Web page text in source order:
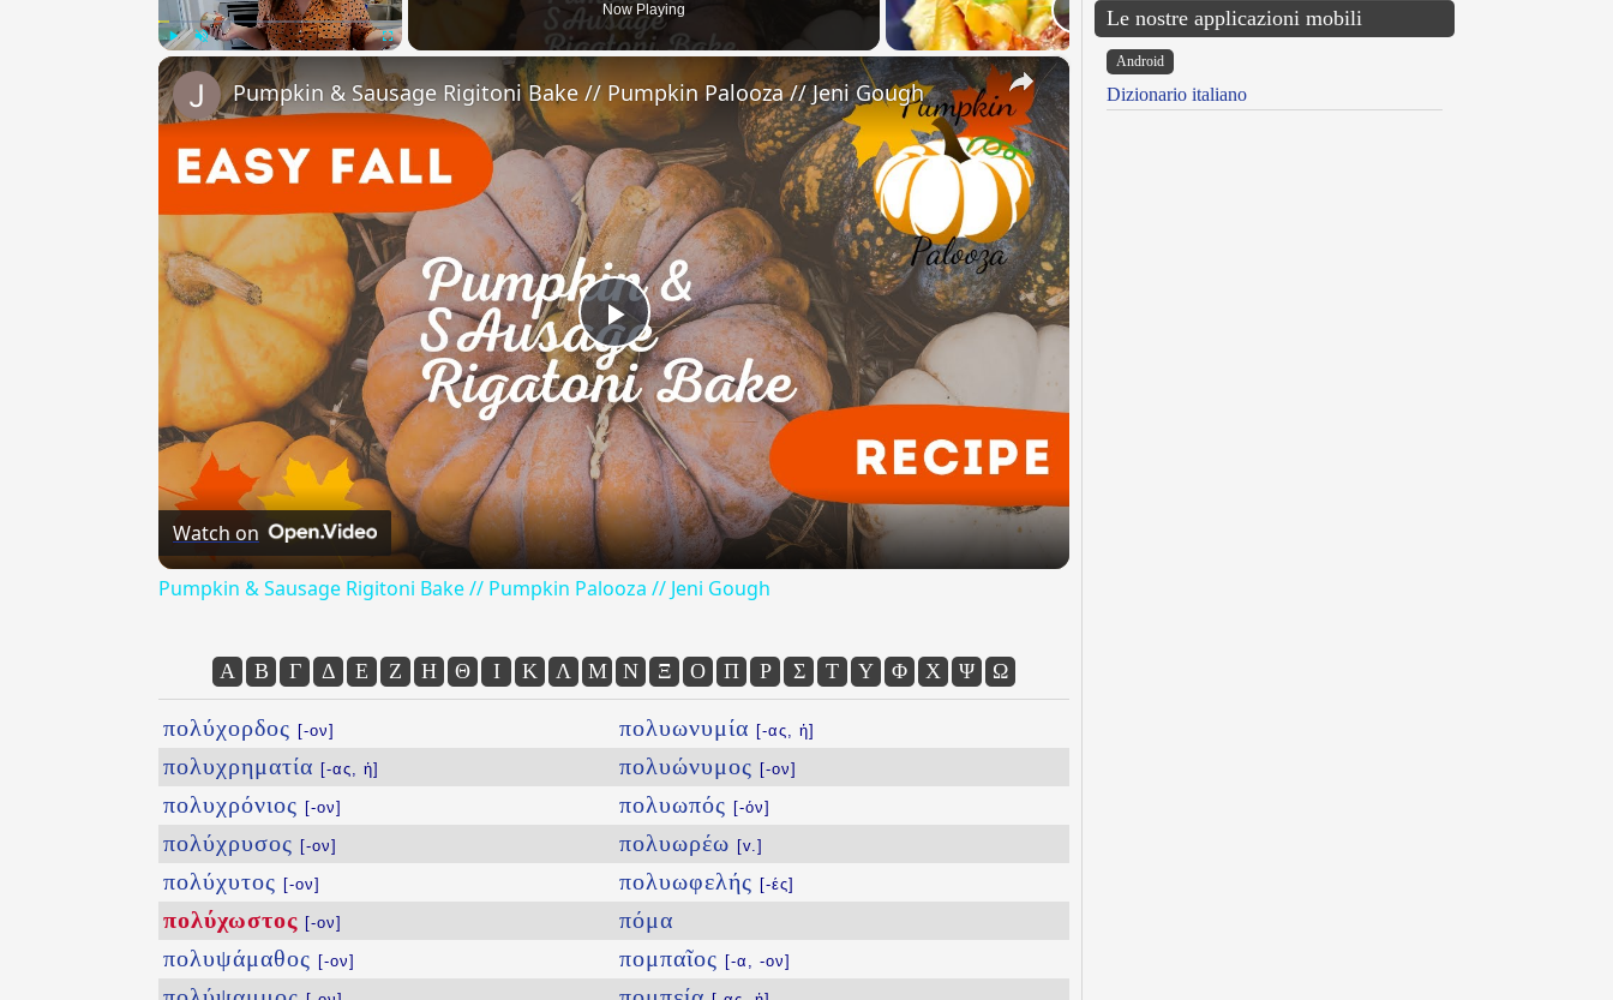
Play Unmute
Now Playing
×
Play
Video
Pumpkin & Sausage Rigitoni Bake // Pumpkin Palooza // Jeni Gough
Watch on
Pumpkin & Sausage Rigitoni Bake // Pumpkin Palooza // Jeni Gough
Α Β Γ Δ Ε Ζ Η Θ Ι Κ Λ Μ Ν Ξ Ο Π Ρ Σ Τ Υ Φ Χ Ψ Ω
πολύχορδος [-ον]
πολυχρηματία [-ας, ἡ]
πολυχρόνιος [-ον]
πολύχρυσος [-ον]
πολύχυτος [-ον]
πολύχωστος [-ον]
πολυψάμαθος [-ον]
πολυωνυμία [-ας, ἡ]
πολυώνυμος [-ον]
πολυωπός [-όν]
πολυωρέω [v.]
πολυωφελής [-ές]
πόμα
πομπαῖος [-α, -ον]
Le nostre applicazioni mobili
Android
Dizionario italiano